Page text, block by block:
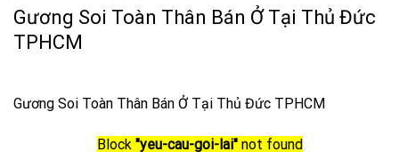
Gương Soi Toàn Thân Bán Ở Tại Thủ Đức
TPHCM
Gương Soi Toàn Thân Bán Ở Tại Thủ Đức TPHCM
Block "yeu-cau-goi-lai"not found